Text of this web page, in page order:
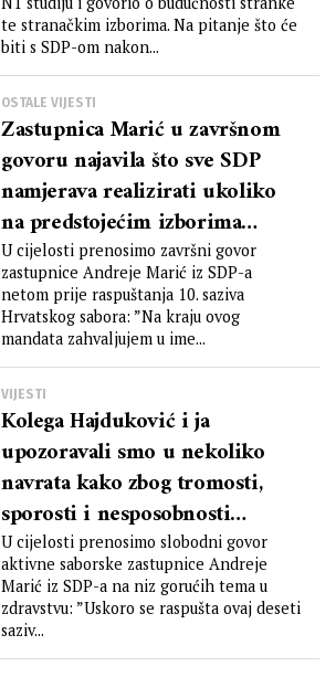
te stranačkim izborima. Na pitanje što će
biti s SDP-om nakon...
OSTALE VIJESTI
Zastupnica Marić u završnom
govoru najavila što sve SDP
namjerava realizirati ukoliko
na predstojećim izborima
zadobije povjerenje građana
U cijelosti prenosimo završni govor
zastupnice Andreje Marić iz SDP-a
netom prije raspuštanja 10. saziva
Hrvatskog sabora: ”Na kraju ovog
mandata zahvaljujem u ime...
VIJESTI
Kolega Hajduković i ja
upozoravali smo u nekoliko
navrata kako zbog tromosti,
sporosti i nesposobnosti
ministarstava naši građani
oboljeli od šećerne bolesti i
liječeni inzulinom ne mogu
ostvariti svoje pravo na rad
U cijelosti prenosimo slobodni govor
aktivne saborske zastupnice Andreje
Marić iz SDP-a na niz gorućih tema u
zdravstvu: ”Uskoro se raspušta ovaj deseti
saziv...